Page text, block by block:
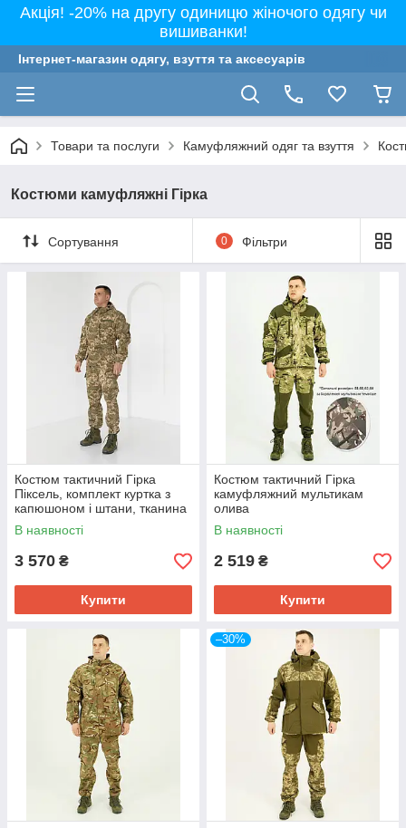
Акція! -20% на другу одиницю жіночого одягу чи
вишиванки!
Інтернет-магазин одягу, взуття та аксесуарів
Товари та послуги Камуфляжний одяг та взуття
Костюми камуфляжні Гірка
Сортування 0 Фільтри
Костюм тактичний Гірка
Піксель, комплект куртка з
капюшоном і штани, тканина
ріп-стоп
водовідштовхувальна
В наявності
3 570 ₴
Купити
Костюм тактичний Гірка
камуфляжний мультикам
олива
42/44,46/48,50/52,54/56,58/60
р-р
В наявності
2 519 ₴
Купити
–30%